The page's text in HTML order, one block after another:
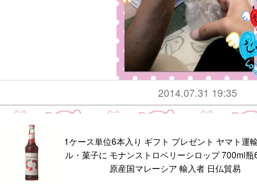
2014.07.31 19:35
1ケース単位6本入り ギフト プレゼント ヤマト運
ル・菓子に モナンストロベリーシロップ 700ml瓶
原産国マレーシア 輸入者 日仏貿易